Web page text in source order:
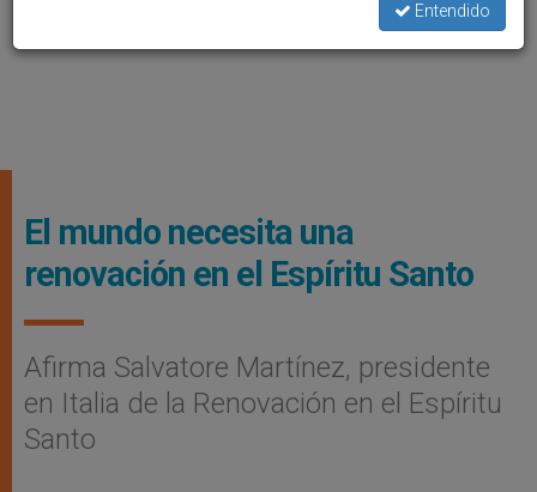
El mundo necesita una
renovación en el Espíritu Santo
Afirma Salvatore Martínez, presidente
en Italia de la Renovación en el Espíritu
Santo
Entendido